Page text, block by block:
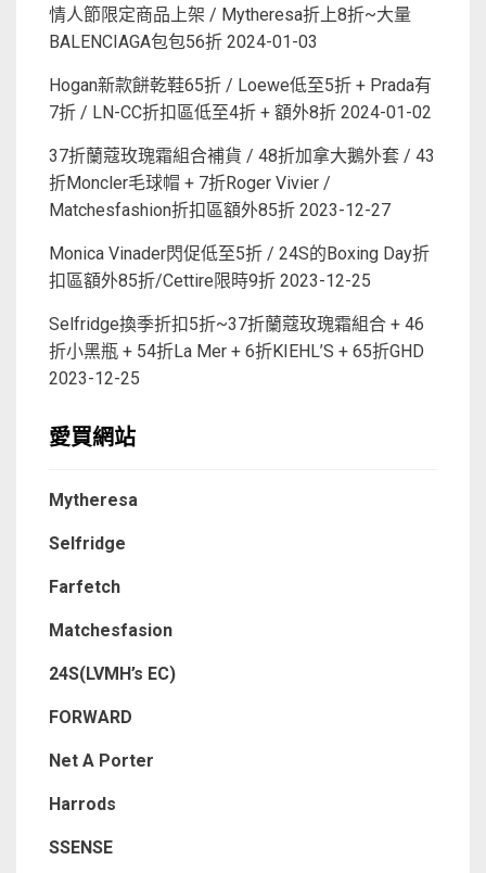
情人節限定商品上架 / Mytheresa折上8折~大量
BALENCIAGA包包56折 2024-01-03
Hogan新款餅乾鞋65折 / Loewe低至5折 + Prada有
7折 / LN-CC折扣區低至4折 + 額外8折 2024-01-02
37折蘭蔻玫瑰霜組合補貨 / 48折加拿大鵝外套 / 43
折Moncler毛球帽 + 7折Roger Vivier /
Matchesfashion折扣區額外85折 2023-12-27
Monica Vinader閃促低至5折 / 24S的Boxing Day折
扣區額外85折/Cettire限時9折 2023-12-25
Selfridge換季折扣5折~37折蘭蔻玫瑰霜組合 + 46
折小黑瓶 + 54折La Mer + 6折KIEHL’S + 65折GHD
2023-12-25
愛買網站
Mytheresa
Selfridge
Farfetch
Matchesfasion
24S(LVMH’s EC)
FORWARD
Net A Porter
Harrods
SSENSE